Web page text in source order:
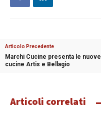
Articolo Precedente
Marchi Cucine presenta le nuove
cucine Artis e Bellagio
Articoli correlati